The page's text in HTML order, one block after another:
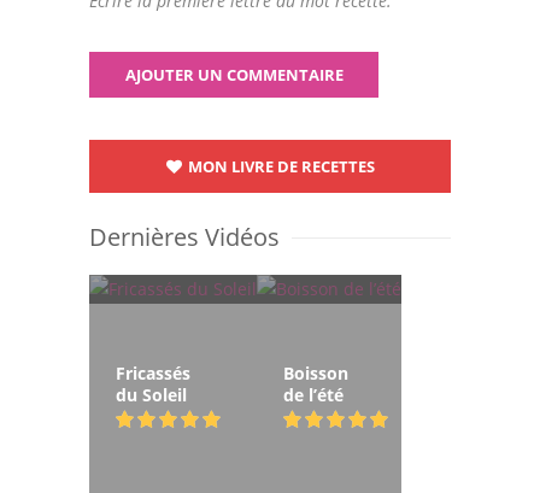
MON LIVRE DE RECETTES
Dernières Vidéos
Fricassés
du Soleil
Boisson
de l’été